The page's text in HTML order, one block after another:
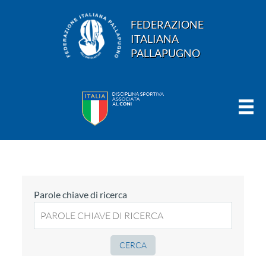
FEDERAZIONE
ITALIANA
PALLAPUGNO
Parole chiave di ricerca
CERCA